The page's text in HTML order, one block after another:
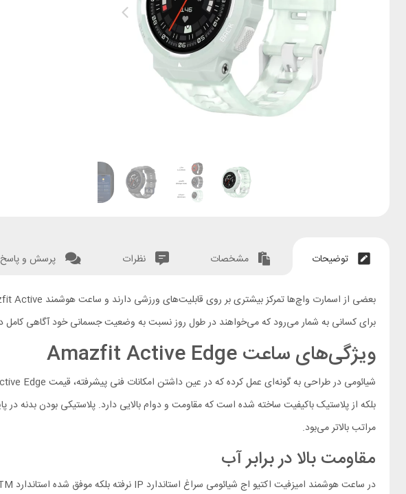
توضیحات مشخصات نظرات پرسش و پاسخ
برای کسانی به شمار می‌رود که می‌خواهند در طول روز نسبت به وضعیت جسمانی خود آگاهی کامل
ویژگی‌های ساعت Amazfit Active Edge
مراتب بالاتر می‌بود.
مقاومت بالا در برابر آب